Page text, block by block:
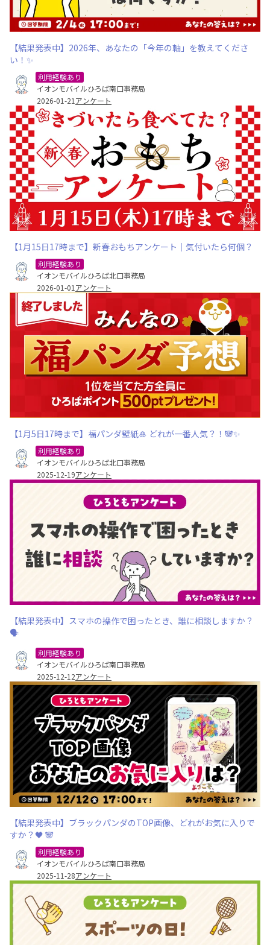
【結果発表中】2026年、あなたの「今年の軸」を教えてくださ
い！✨
利用経験あり
イオンモバイルひろば南口事務局
2026-01-21 アンケート
【1月15日17時まで】新春おもちアンケート｜気付いたら何個？
利用経験あり
イオンモバイルひろば北口事務局
2026-01-01 アンケート
【1月5日17時まで】福パンダ壁紙🎍 どれが一番人気？！🐼✨
利用経験あり
イオンモバイルひろば北口事務局
2025-12-19アンケート
【結果発表中】スマホの操作で困ったとき、誰に相談しますか？
🗣️
利用経験あり
イオンモバイルひろば南口事務局
2025-12-12アンケート
【結果発表中】ブラックパンダのTOP画像、どれがお気に入りで
すか？🖤 🐼
利用経験あり
イオンモバイルひろば南口事務局
2025-11-28アンケート